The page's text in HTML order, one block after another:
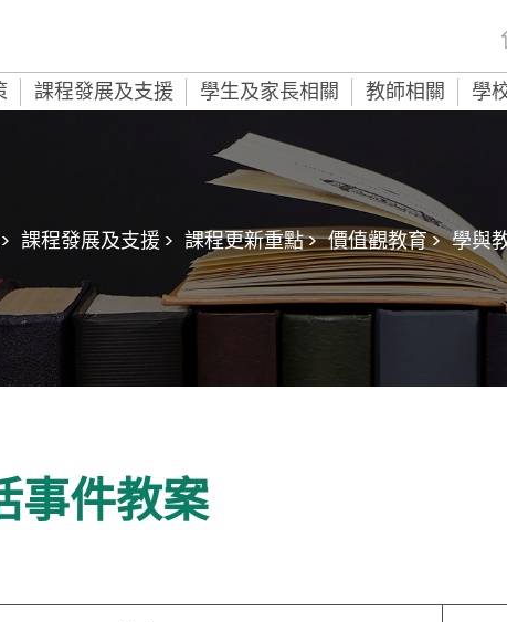
課程發展及支援 學生及家長相關 教師相關 學
課程發展及支援 > 課程更新重點 > 價值觀教育 > 學與
事件教案